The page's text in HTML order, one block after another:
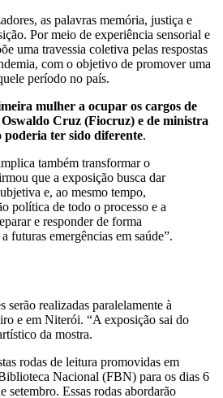
as palavras memória, justiça e
Por meio de experiência sensorial e
uma travessia coletiva pelas respostas
com o objetivo de promover uma
período no país.
mulher a ocupar os cargos de
Cruz (Fiocruz) e de ministra
poderia ter sido diferente.
também transformar o
que a exposição busca dar
e, ao mesmo tempo,
política de todo o processo e a
e responder de forma
futuras emergências em saúde”.
serão realizadas paralelamente à
e em Niterói. “A exposição sai do
da mostra.
rodas de leitura promovidas em
Nacional (FBN) para os dias 6
setembro. Essas rodas abordarão